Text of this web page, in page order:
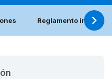
Reglamento interno